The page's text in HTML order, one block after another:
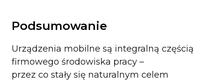
Podsumowanie
Urządzenia mobilne są integralną częścią
firmowego środowiska pracy –
przez co stały się naturalnym celem